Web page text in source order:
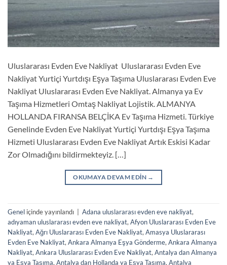
Uluslararası Evden Eve Nakliyat Uluslararası Evden Eve
Nakliyat Yurtiçi Yurtdışı Eşya Taşıma Uluslararası Evden Eve
Nakliyat Uluslararası Evden Eve Nakliyat. Almanya ya Ev
Taşıma Hizmetleri Omtaş Nakliyat Lojistik. ALMANYA
HOLLANDA FIRANSA BELÇİKA Ev Taşıma Hizmeti. Türkiye
Genelinde Evden Eve Nakliyat Yurtiçi Yurtdışı Eşya Taşıma
Hizmeti Uluslararası Evden Eve Nakliyat Artık Eskisi Kadar
Zor Olmadığını bildirmekteyiz. […]
OKUMAYA DEVAM EDIN →
Genel içinde yayınlandı Adana uluslararası evden eve nakliyat,
adıyaman uluslararası evden eve nakliyat, Afyon Uluslararası Evden Eve
Nakliyat, Ağrı Uluslararası Evden Eve Nakliyat, Amasya Uluslararası
Evden Eve Nakliyat, Ankara Almanya Eşya Gönderme, Ankara Almanya
Nakliyat, Ankara Uluslararası Evden Eve Nakliyat, Antalya dan Almanya
ya Eşya Taşıma, Antalya dan Hollanda ya Eşya Taşıma, Antalya